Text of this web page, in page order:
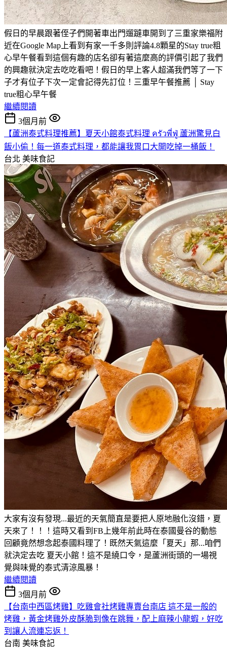
假日的早晨跟著侄子們開著車出門遛躂車開到了三重家樂福附
近在Google Map上看到有家一千多則評論4.8顆星的Stay true粗
心早午餐看到這個有趣的店名卻有著這麼高的評價引起了我們
的興趣就決定去吃吃看吧！假日的早上客人超滿我們等了一下
子才有位子下次一定會記得先訂位！三重早午餐推薦 │ Stay
true粗心早午餐
繼續閱讀
3個月前
【蘆洲泰式料理推薦】夏天小館泰式料理 ครัวพี่ฟู่ 蘆洲驚見白
飯小偷！每一道泰式料理，都能讓我胃口大開吃掉一桶飯！
台北 美味食記
大家有沒有發現...最近的天氣簡直是要把人原地融化沒錯，夏
天來了！！！這時又看到FB上幾年前此時在泰國曼谷的動態
回顧竟然想念起泰國料理了！既然天氣這麼「夏天」那...咱們
就決定去吃 夏天小館！這不是繞口令，是蘆洲街頭的一場視
覺與味覺的泰式清涼風暴！
繼續閱讀
3個月前
【台南中西區烤雞】吃雞會社烤雞專賣台南店 這不是一般的
烤雞，黃金烤雞外皮酥脆到像在跳舞，配上麻辣小龍蝦，好吃
到讓人流連忘返！
台南 美味食記